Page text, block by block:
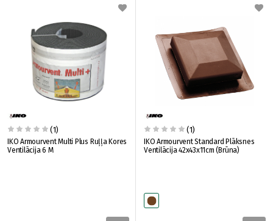
(1)
IKO Armourvent Multi Plus Ruļļa Kores
Ventilācija 6 M
(1)
IKO Armourvent Standard Plāksnes
Ventilācija 42x43x11cm (Brūna)